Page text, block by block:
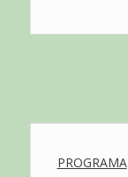
PROGRAMA